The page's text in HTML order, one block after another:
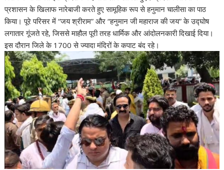
p
p
o
k
n m n
k
प्रशासन के खिलाफ नारेबाजी करते हुए सामूहिक रूप से हनुमान चालीसा का पाठ
किया। पूरे परिसर में “जय श्रीराम” और “हनुमान जी महाराज की जय” के उद्घोष
लगातार गूंजते रहे, जिससे माहौल पूरी तरह धार्मिक और आंदोलनकारी दिखाई दिया।
इस दौरान जिले के 1700 से ज्यादा मंदिरों के कपाट बंद रहे।